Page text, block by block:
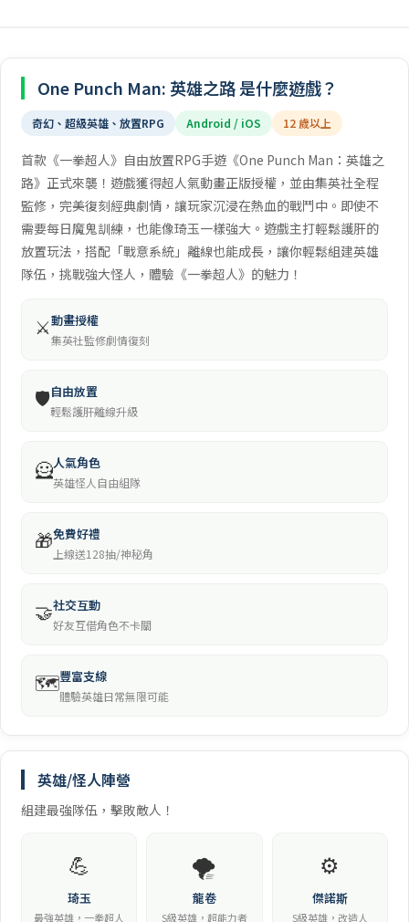
One Punch Man: 英雄之路 是什麼遊戲？
奇幻、超級英雄、放置RPG Android / iOS 12 歲以上
首款《一拳超人》自由放置RPG手遊《One Punch Man：英雄之
路》正式來襲！遊戲獲得超人氣動畫正版授權，並由集英社全程
監修，完美復刻經典劇情，讓玩家沉浸在熱血的戰鬥中。即使不
需要每日魔鬼訓練，也能像琦玉一樣強大。遊戲主打輕鬆護肝的
放置玩法，搭配「戰意系統」離線也能成長，讓你輕鬆組建英雄
隊伍，挑戰強大怪人，體驗《一拳超人》的魅力！
⚔️動畫授權
集英社監修劇情復刻
🛡️自由放置
輕鬆護肝離線升級
🦸人氣角色
英雄怪人自由組隊
🎁免費好禮
上線送128抽/神秘角
🤝社交互動
好友互借角色不卡關
🗺️豐富支線
體驗英雄日常無限可能
英雄/怪人陣營
組建最強隊伍，擊敗敵人！
💪
琦玉
最強英雄，一拳超人
🌪️
龍卷
S級英雄，超能力者
⚙️
傑諾斯
S級英雄，改造人